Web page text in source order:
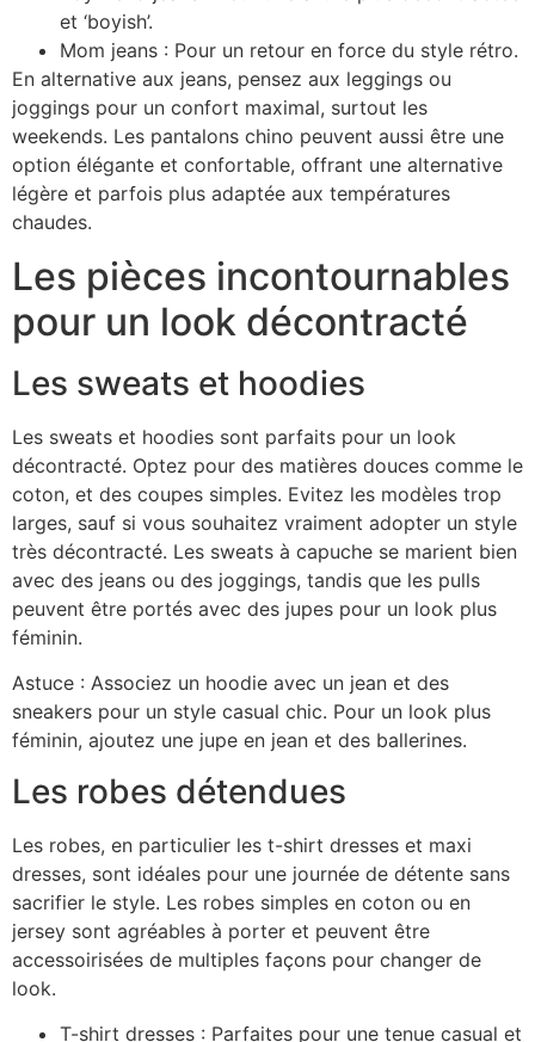
et ‘boyish’.
Mom jeans : Pour un retour en force du style rétro.
En alternative aux jeans, pensez aux leggings ou
joggings pour un confort maximal, surtout les
weekends. Les pantalons chino peuvent aussi être une
option élégante et confortable, offrant une alternative
légère et parfois plus adaptée aux températures
chaudes.
Les pièces incontournables
pour un look décontracté
Les sweats et hoodies
Les sweats et hoodies sont parfaits pour un look
décontracté. Optez pour des matières douces comme le
coton, et des coupes simples. Evitez les modèles trop
larges, sauf si vous souhaitez vraiment adopter un style
très décontracté. Les sweats à capuche se marient bien
avec des jeans ou des joggings, tandis que les pulls
peuvent être portés avec des jupes pour un look plus
féminin.
Astuce : Associez un hoodie avec un jean et des
sneakers pour un style casual chic. Pour un look plus
féminin, ajoutez une jupe en jean et des ballerines.
Les robes détendues
Les robes, en particulier les t-shirt dresses et maxi
dresses, sont idéales pour une journée de détente sans
sacrifier le style. Les robes simples en coton ou en
jersey sont agréables à porter et peuvent être
accessoirisées de multiples façons pour changer de
look.
T-shirt dresses : Parfaites pour une tenue casual et